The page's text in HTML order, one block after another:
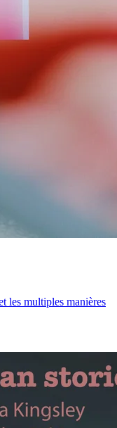
les multiples manières